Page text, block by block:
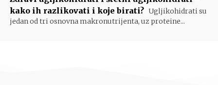
kako ih razlikovati i koje birati? Ugljikohidrati su
jedan od tri osnovna makronutrijenta, uz proteine...